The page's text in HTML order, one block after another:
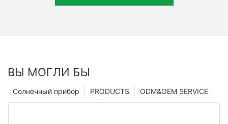
ВЫ МОГЛИ БЫ
ODM&OEM SERVICE
PRODUCTS
Солнечный прибор